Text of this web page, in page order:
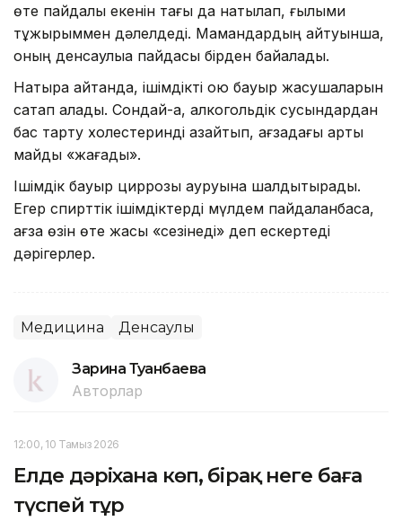
өте пайдалы екенін тағы да нақтылап, ғылыми
тұжырыммен дәлелдеді. Мамандардың айтуынша,
оның денсаулыққа пайдасы бірден байқалады.
Нақтырақ айтқанда, ішімдікті қою бауыр жасушаларын
сақтап қалады. Сондай-ақ, алкогольдік сусындардан
бас тарту холестеринді азайтып, ағзадағы артық
майды «жағады».
Ішімдік бауыр циррозы ауруына шалдықтырады.
Егер спирттік ішімдіктерді мүлдем пайдаланбаса,
ағза өзін өте жақсы «сезінеді» деп ескертеді
дәрігерлер.
Медицина Денсаулық
Зарина Туғанбаева
Авторлар
12:00, 10 Тамыз 2026
Елде дәріхана көп, бірақ неге баға
түспей тұр